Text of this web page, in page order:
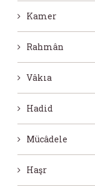
Kamer
Rahmân
Vâkıa
Hadid
Mücâdele
Haşr